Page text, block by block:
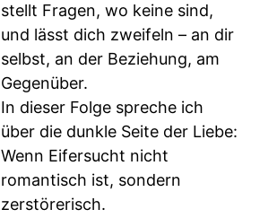
stellt Fragen, wo keine sind,
und lässt dich zweifeln – an dir
selbst, an der Beziehung, am
Gegenüber.
In dieser Folge spreche ich
über die dunkle Seite der Liebe:
Wenn Eifersucht nicht
romantisch ist, sondern
zerstörerisch.